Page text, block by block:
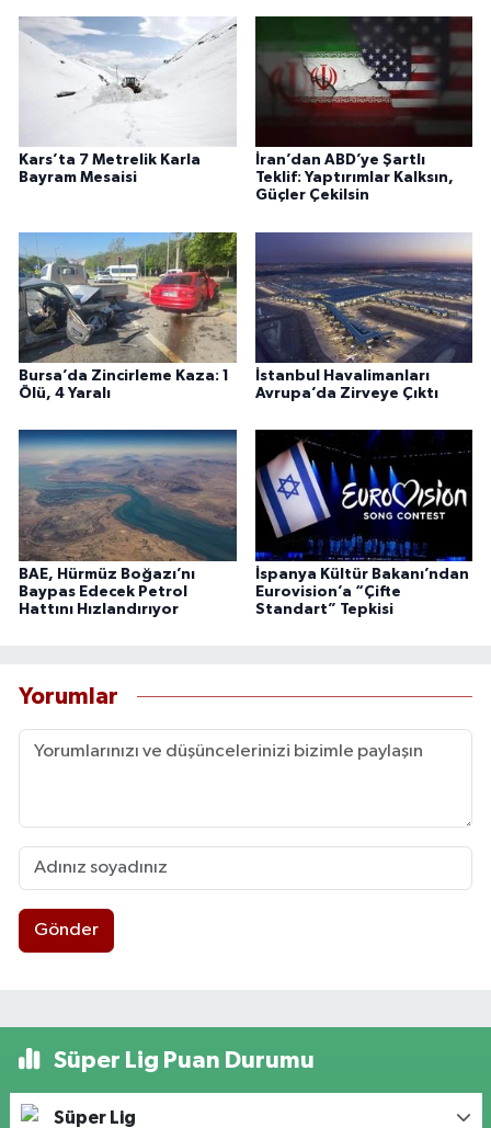
Kars’ta 7 Metrelik Karla
Bayram Mesaisi
İran’dan ABD’ye Şartlı
Teklif: Yaptırımlar Kalksın,
Güçler Çekilsin
Bursa’da Zincirleme Kaza: 1
Ölü, 4 Yaralı
İstanbul Havalimanları
Avrupa’da Zirveye Çıktı
BAE, Hürmüz Boğazı’nı
Baypas Edecek Petrol
Hattını Hızlandırıyor
İspanya Kültür Bakanı’ndan
Eurovision’a “Çifte
Standart” Tepkisi
Yorumlar
Gönder
Süper Lig Puan Durumu
Süper Lig